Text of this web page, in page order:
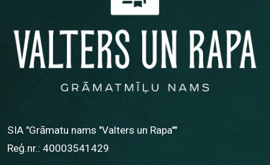
SIA "Grāmatu nams "Valters un Rapa""
Reģ.nr.: 40003541429